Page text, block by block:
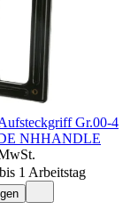
Gr.00-4
NHHANDLE
1 Arbeitstag